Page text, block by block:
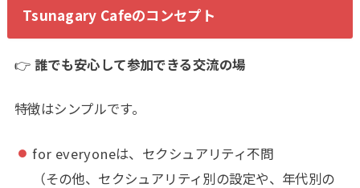
Tsunagary Cafeのコンセプト
👉 誰でも安心して参加できる交流の場
特徴はシンプルです。
for everyoneは、セクシュアリティ不問
（その他、セクシュアリティ別の設定や、年代別の